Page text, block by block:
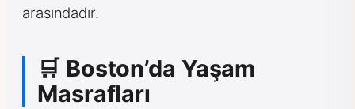
arasındadır.
🛒 Boston’da Yaşam
Masrafları